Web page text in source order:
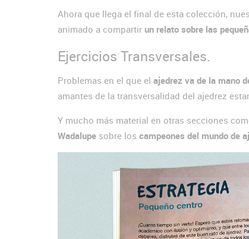
Ahora que llega el final de esta colección,
animado a compartir un relato sobre las
Ejercicios Transversales.
Problemas en el que el ajedrez va de la mano
amantes de la transversalidad del ajedrez
Y mucho más material en otras secciones
Wadalupe sobre los campeones del mundo de